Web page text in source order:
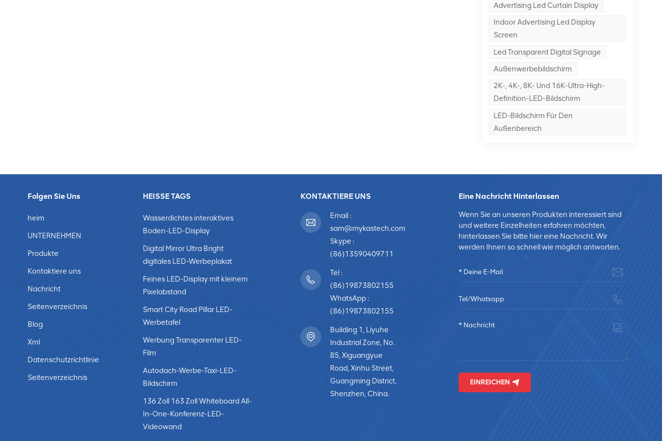
Advertising Led Curtain Display
Indoor Advertising Led Display
Screen
Led Transparent Digital Signage
Außenwerbebildschirm
2K-, 4K-, 8K- Und 16K-Ultra-High-
Definition-LED-Bildschirm
LED-Bildschirm Für Den
Außenbereich
Folgen Sie Uns
heim
UNTERNEHMEN
Produkte
Kontaktiere uns
Nachricht
Seitenverzeichnis
Blog
Xml
Datenschutzrichtlinie
Seitenverzeichnis
HEISSE TAGS
Wasserdichtes interaktives
Boden-LED-Display
Digital Mirror Ultra Bright
digitales LED-Werbeplakat
Feines LED-Display mit kleinem
Pixelabstand
Smart City Road Pillar LED-
Werbetafel
Werbung Transparenter LED-
Film
Autodach-Werbe-Taxi-LED-
Bildschirm
136 Zoll 163 Zoll Whiteboard All-
In-One-Konferenz-LED-
Videowand
KONTAKTIERE UNS
Email :
sam@mykastech.com
Skype :
(86)13590409711
Tel :
(86)19873802155
WhatsApp :
(86)19873802155
Building 1, Liyuhe
Industrial Zone, No.
85, Xiguangyue
Road, Xinhu Street,
Guangming District,
Shenzhen, China.
Eine Nachricht Hinterlassen
Wenn Sie an unseren Produkten interessiert sind
und weitere Einzelheiten erfahren möchten,
hinterlassen Sie bitte hier eine Nachricht. Wir
werden Ihnen so schnell wie möglich antworten.
EINREICHEN